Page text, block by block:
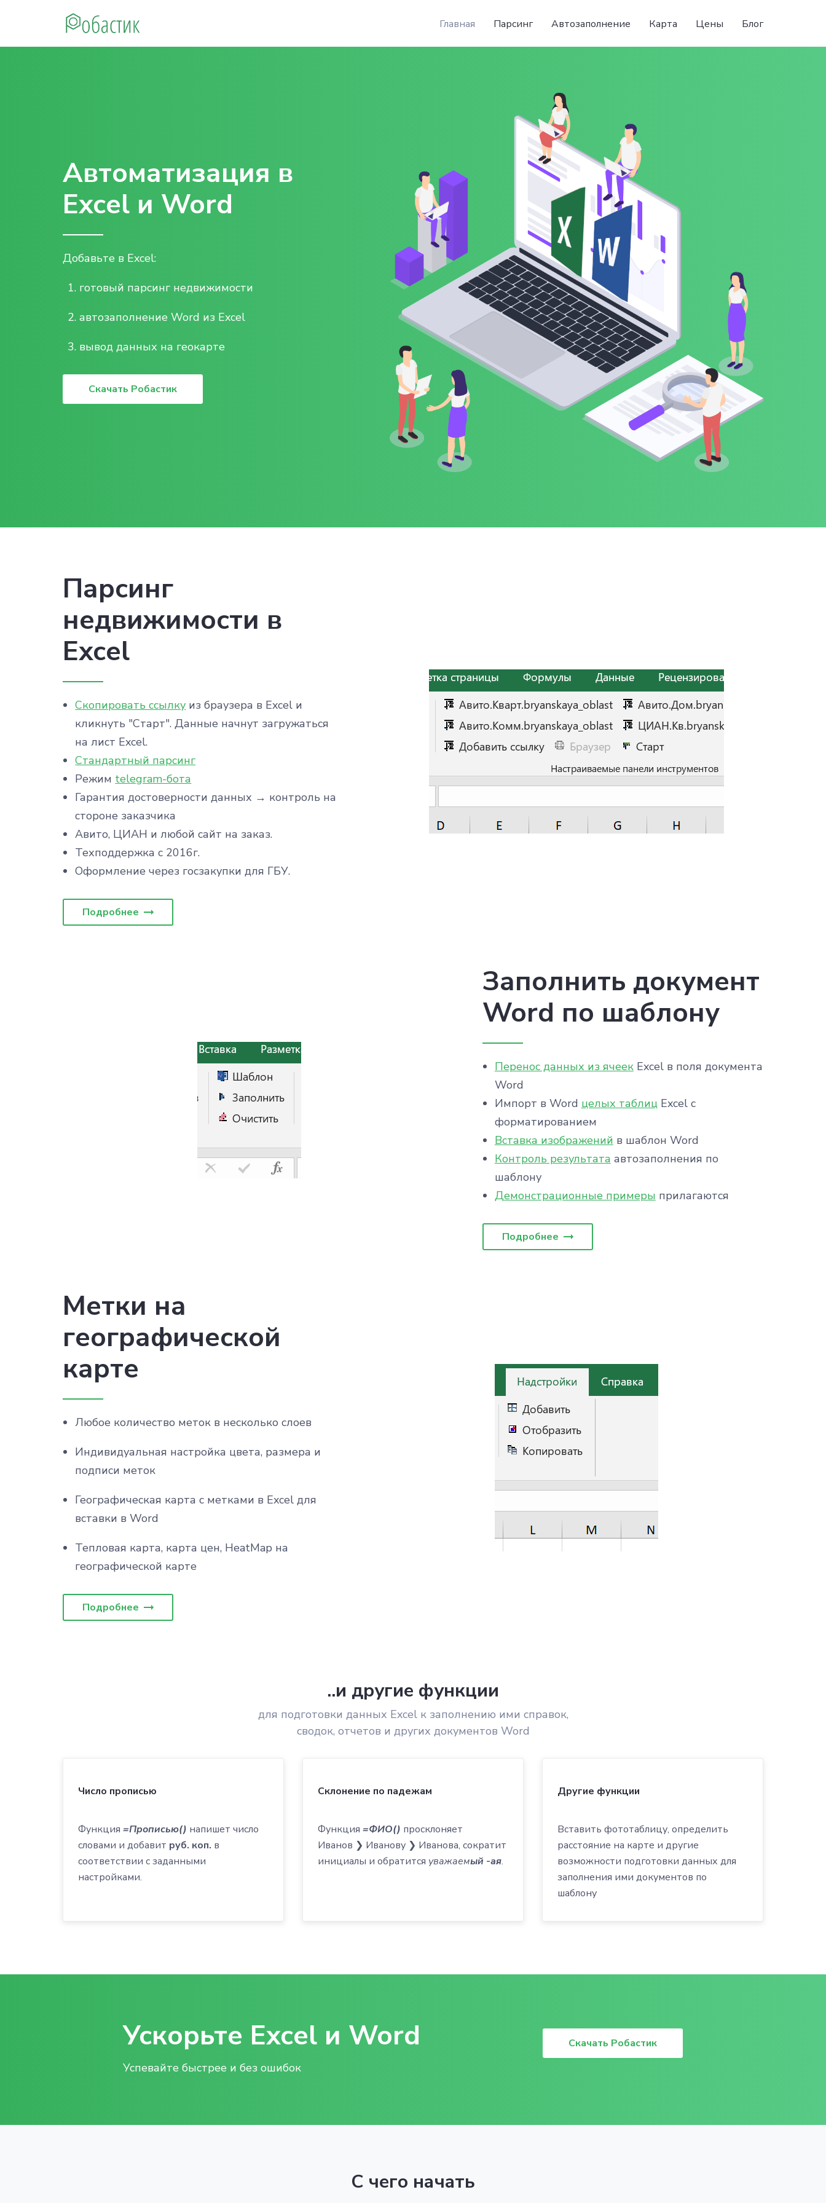
Робастик
Главная Парсинг Автозаполнение Карта Цены Блог
Автоматизация в
Excel и Word
Добавьте в Excel:
готовый парсинг недвижимости
автозаполнение Word из Excel
вывод данных на геокарте
Скачать Робастик
Парсинг
недвижимости в
Excel
Скопировать ссылку из браузера в Excel и
кликнуть "Старт". Данные начнут загружаться
на лист Excel.
Стандартный парсинг
Режим telegram-бота
Гарантия достоверности данных → контроль на
стороне заказчика
Авито, ЦИАН и любой сайт на заказ.
Техподдержка с 2016г.
Оформление через госзакупки для ГБУ.
Подробнее
Заполнить документ
Word по шаблону
Перенос данных из ячеекExcel в поля документа
Word
Импорт в Word целых таблицExcel с
форматированием
Вставка изображений в шаблон Word
Контроль результата автозаполнения по
шаблону
Демонстрационные примеры прилагаются
Подробнее
Метки на
географической
карте
Любое количество меток в несколько слоев
Индивидуальная настройка цвета, размера и
подписи меток
Географическая карта с метками в Excel для
вставки в Word
Тепловая карта, карта цен, HeatMap на
географической карте
Подробнее
..и другие функции
для подготовки данных Excel к заполнению ими справок,
сводок, отчетов и других документов Word
Число прописью
Функция=Прописью() напишет число
словами и добавит руб. коп. в
соответствии с заданными
настройками.
Склонение по падежам
Функция =ФИО() просклоняет
Иванов ❯ Иванову ❯ Иванова, сократит
инициалы и обратится уважаемый -ая.
Другие функции
Вставить фототаблицу, определить
расстояние на карте и другие
возможности подготовки данных для
заполнения ими документов по
шаблону
Ускорьте Excel и Word
Успевайте быстрее и без ошибок
Скачать Робастик
С чего начать